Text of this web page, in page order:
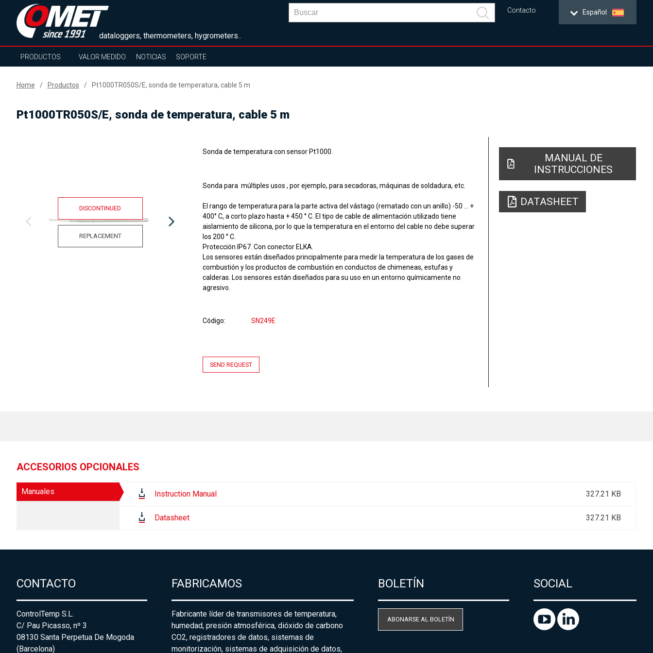
dataloggers, thermometers, hygrometers..
Español
Contacto
PRODUCTOS VALOR MEDIDO NOTICIAS SOPORTE
Home Productos Pt1000TR050S/E, sonda de temperatura, cable 5 m
Pt1000TR050S/E, sonda de temperatura, cable 5 m
DISCONTINUED
REPLACEMENT
Sonda de temperatura con sensor Pt1000.
Sonda para múltiples usos , por ejemplo, para secadoras, máquinas de soldadura, etc.
El rango de temperatura para la parte activa del vástago (rematado con un anillo) -50 ... +
400° C, a corto plazo hasta + 450 ° C. El tipo de cable de alimentación utilizado tiene
aislamiento de silicona, por lo que la temperatura en el entorno del cable no debe superar
los 200 ° C.
Protección IP67. Con conector ELKA.
Los sensores están diseñados principalmente para medir la temperatura de los gases de
combustión y los productos de combustión en conductos de chimeneas, estufas y
calderas. Los sensores están diseñados para su uso en un entorno químicamente no
agresivo.
Código SN249E
SEND REQUEST
MANUAL DE
INSTRUCCIONES
DATASHEET
ACCESORIOS OPCIONALES
Manuales Instruction Manual 327.21 KB
Datasheet 327.21 KB
CONTACTO
ControlTemp S.L.
C/ Pau Picasso, nº 3
08130 Santa Perpetua De Mogoda
(Barcelona)
FABRICAMOS
Fabricante líder de transmisores de temperatura,
humedad, presión atmosférica, dióxido de carbono
CO2, registradores de datos, sistemas de
monitorización, sistemas de adquisición de datos,
BOLETÍN
ABONARSE AL BOLETÍN
SOCIAL